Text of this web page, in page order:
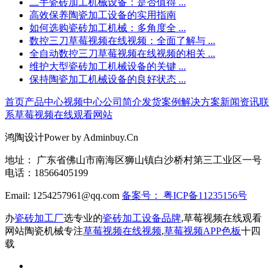
二手瓷砖加工机械设备：是否值得 ...
高效保养陶瓷加工设备的实用指南
如何选购瓷砖加工机械：多角度全 ...
数控三刀草莓视频在线视频：全面了解与 ...
全自动数控三刀草莓视频在线视频的相关 ...
维护大型瓷砖加工机械设备的关键 ...
保持陶瓷加工机械设备的良好状态 ...
首页产品中心视频中心公司简介发货案例解决方案新闻资讯联
系草莓视频在线观看网站
鸿陶设计Power by Adminbuy.Cn
地址： 广东省佛山市南海区狮山镇白沙桥村第三工业区一号
电话：18566405199
Email: 1254257961@qq.com 备案号： 粤ICP备11235156号
办瓷砖加工厂选专业的瓷砖加工设备品牌,草莓视频在线观看
网站陶瓷机械专注草莓视频在线视频,草莓视频APP色板十四
载